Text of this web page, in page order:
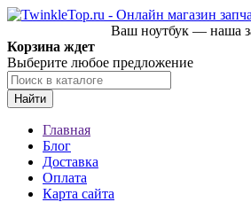
Ваш ноутбук — наша
Корзина ждет
Выберите любое предложение
Найти
Главная
Блог
Доставка
Оплата
Карта сайта